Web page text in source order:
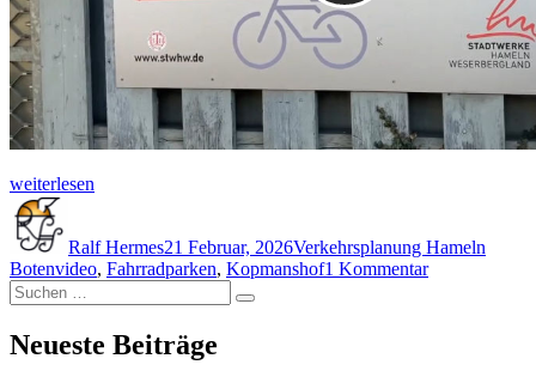
„Botenvideo
mit
Erläuterung:
Die
Fahrradabstellanlage
im
Parkhaus
Kopmanshof.“
weiterlesen
Ralf Hermes21 Februar, 2026Verkehrsplanung Hameln
Botenvideo, Fahrradparken, Kopmanshof1 Kommentarzu
Suchen
nach:
Suchen
Neueste Beiträge